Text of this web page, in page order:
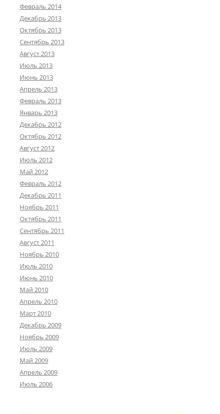
Февраль 2014
Декабрь 2013
Октябрь 2013
Сентябрь 2013
Август 2013
Июль 2013
Июнь 2013
Апрель 2013
Февраль 2013
Январь 2013
Декабрь 2012
Октябрь 2012
Август 2012
Июль 2012
Май 2012
Февраль 2012
Декабрь 2011
Ноябрь 2011
Октябрь 2011
Сентябрь 2011
Август 2011
Ноябрь 2010
Июль 2010
Июнь 2010
Май 2010
Апрель 2010
Март 2010
Декабрь 2009
Ноябрь 2009
Июль 2009
Май 2009
Апрель 2009
Июль 2006